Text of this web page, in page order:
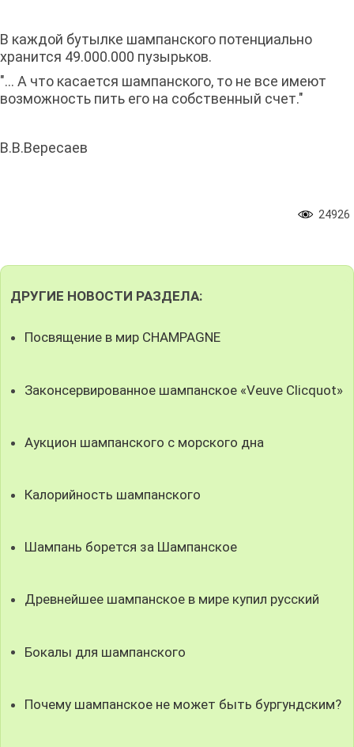
В каждой бутылке шампанского потенциально
хранится 49.000.000 пузырьков.
"... А что касается шампанского, то не все имеют
возможность пить его на собственный счет."
В.В.Вересаев
24926
ДРУГИЕ НОВОСТИ РАЗДЕЛА:
Посвящение в мир CHAMPAGNE
Законсервированное шампанское «Veuve Clicquot»
Аукцион шампанского с морского дна
Калорийность шампанского
Шампань борется за Шампанское
Древнейшее шампанское в мире купил русский
Бокалы для шампанского
Почему шампанское не может быть бургундским?